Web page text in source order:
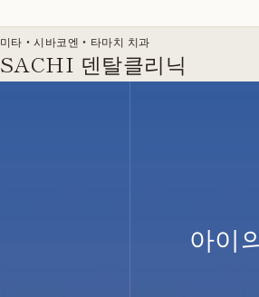
미타・시바코엔・타마치 치과
SACHI 덴탈클리닉
아이